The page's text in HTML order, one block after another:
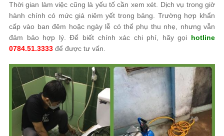
Thời gian làm việc cũng là yếu tố cần xem xét. Dịch vụ trong giờ
hành chính có mức giá niêm yết trong bảng. Trường hợp khẩn
cấp vào ban đêm hoặc ngày lễ có thể phụ thu nhẹ, nhưng vẫn
đảm bảo hợp lý. Để biết chính xác chi phí, hãy gọi hotline
0784.51.3333 để được tư vấn.